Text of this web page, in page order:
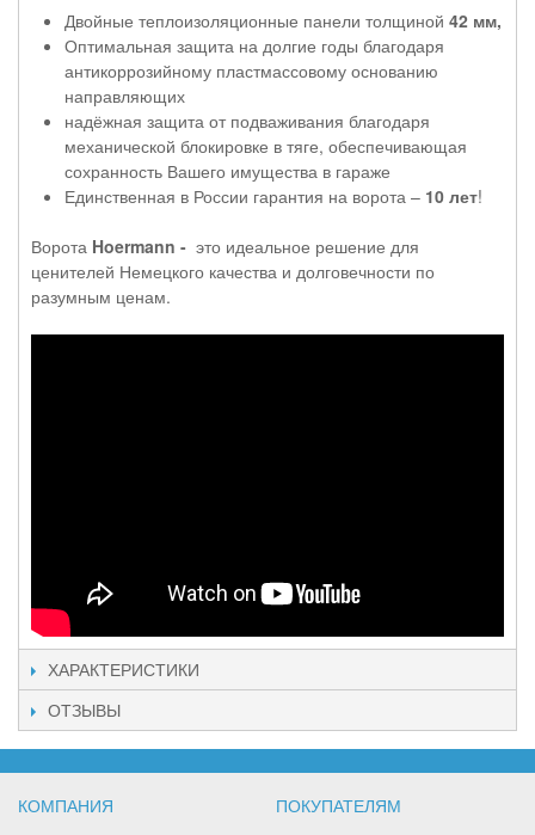
Двойные теплоизоляционные панели толщиной 42 мм,
Оптимальная защита на долгие годы благодаря
антикоррозийному пластмассовому основанию
направляющих
надёжная защита от подваживания благодаря
механической блокировке в тяге, обеспечивающая
сохранность Вашего имущества в гараже
Единственная в России гарантия на ворота – 10 лет!
Ворота Hoermann - это идеальное решение для
ценителей Немецкого качества и долговечности по
разумным ценам.
ХАРАКТЕРИСТИКИ
ОТЗЫВЫ
КОМПАНИЯ ПОКУПАТЕЛЯМ